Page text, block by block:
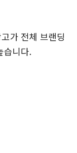
가 전체 브랜딩
습니다.